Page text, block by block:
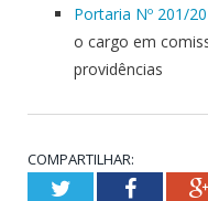
Portaria Nº 201/
o cargo em
providências
COMPARTILHAR:
Twitter